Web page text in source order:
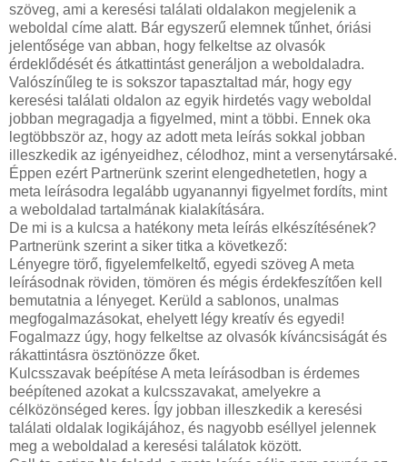
szöveg, ami a keresési találati oldalakon megjelenik a
weboldal címe alatt. Bár egyszerű elemnek tűnhet, óriási
jelentősége van abban, hogy felkeltse az olvasók
érdeklődését és átkattintást generáljon a weboldaladra.
Valószínűleg te is sokszor tapasztaltad már, hogy egy
keresési találati oldalon az egyik hirdetés vagy weboldal
jobban megragadja a figyelmed, mint a többi. Ennek oka
legtöbbször az, hogy az adott meta leírás sokkal jobban
illeszkedik az igényeidhez, célodhoz, mint a versenytársaké.
Éppen ezért Partnerünk szerint elengedhetetlen, hogy a
meta leírásodra legalább ugyanannyi figyelmet fordíts, mint
a weboldalad tartalmának kialakítására.
De mi is a kulcsa a hatékony meta leírás elkészítésének?
Partnerünk szerint a siker titka a következő:
Lényegre törő, figyelemfelkeltő, egyedi szöveg A meta
leírásodnak röviden, tömören és mégis érdekfeszítően kell
bemutatnia a lényeget. Kerüld a sablonos, unalmas
megfogalmazásokat, ehelyett légy kreatív és egyedi!
Fogalmazz úgy, hogy felkeltse az olvasók kíváncsiságát és
rákattintásra ösztönözze őket.
Kulcsszavak beépítése A meta leírásodban is érdemes
beépítened azokat a kulcsszavakat, amelyekre a
célközönséged keres. Így jobban illeszkedik a keresési
találati oldalak logikájához, és nagyobb eséllyel jelennek
meg a weboldalad a keresési találatok között.